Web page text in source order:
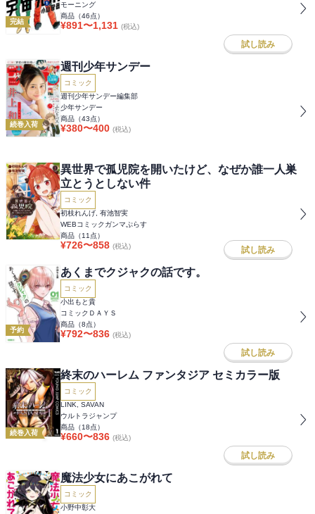
完結
モーニング
商品（46点）
¥891〜1,131 (税込)
試し読み
続巻入荷
週刊少年サンデー
コミック
週刊少年サンデー編集部
少年サンデー
商品（43点）
¥380〜400 (税込)
異世界で孤児院を開いたけど、なぜか誰一人巣
立とうとしない件
コミック
初枝れんげ, 有池智実
WEBコミックガンマぷらす
商品（11 点）
¥726〜858 (税込) 試し読み
予約
あくまでクジャクの話です。
コミック
小出もと貴
コミックＤＡＹＳ
商品（8点）
¥792〜836 (税込)
試し読み
続巻入荷
終末のハーレム ファンタジア セミカラー版
コミック
LINK, SAVAN
ウルトラジャンプ
商品（18点）
¥660〜836 (税込)
試し読み
魔法少女にあこがれて
コミック
小野中彰大